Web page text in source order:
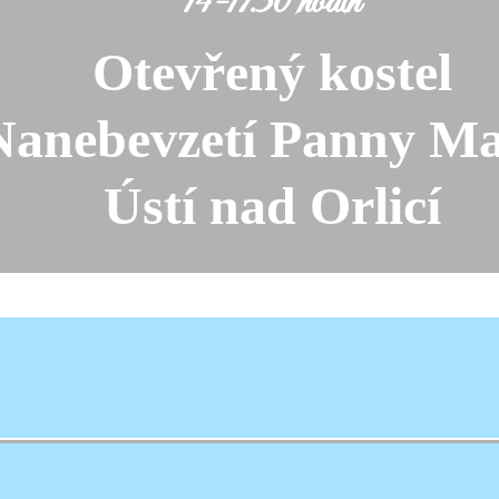
Otevřený kostel
Panny
Ústí nad Orlicí